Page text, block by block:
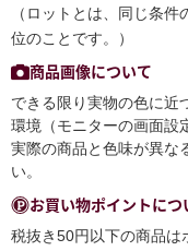
（ロットとは、同じ条
位のことです。）
商品画像について
できる限り実物の色に近
環境（モニターの画面設
実際の商品と色味が異な
い。
お買い物ポイントにつ
税抜き50円以下の商品は